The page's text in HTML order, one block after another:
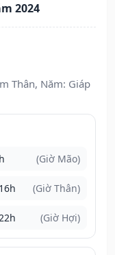
2024
Thân, Năm: Giáp
(Giờ Mão)
(Giờ Thân)
(Giờ Hợi)